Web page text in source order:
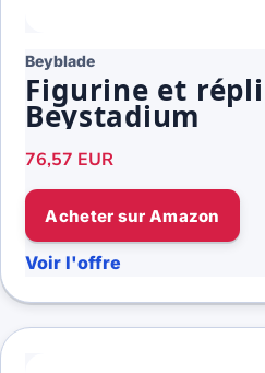
Beyblade
Figurine et
Beystadium
76,57 EUR
Acheter sur Amazon
Voir l'offre